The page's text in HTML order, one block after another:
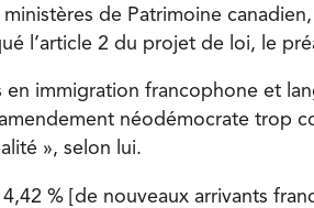
de Patrimoine canadien,
l’article 2 du projet de loi, le
immigration francophone et
néodémocrate trop
», selon lui.
% [de nouveaux arrivants